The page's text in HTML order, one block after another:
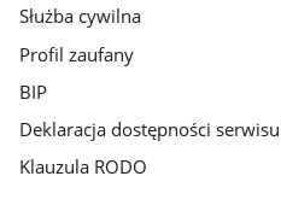
Służba cywilna
Profil zaufany
BIP
Deklaracja dostępności
Klauzula RODO